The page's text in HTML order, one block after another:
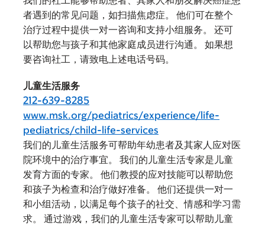
者遇到的常见问题，如扫描焦虑症。 他们可在整个
治疗过程中提供一对一咨询和支持小组服务。 还可
以帮助您与孩子和其他家庭成员进行沟通。 如果想
要咨询社工，请致电上述电话号码。
儿童生活服务
212-639-8285
www.msk.org/pediatrics/experience/life-
pediatrics/child-life-services
我们的儿童生活服务可帮助年幼患者及其家人应对医
院环境中的治疗事宜。 我们的儿童生活专家是儿童
发育方面的专家。 他们教授的应对技能可以帮助您
和孩子为检查和治疗做好准备。 他们还提供一对一
和小组活动，以满足每个孩子的社交、情感和学习需
求。 通过游戏，我们的儿童生活专家可以帮助儿童